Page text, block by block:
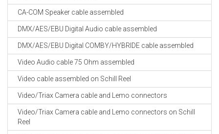
CA-COM Speaker cable assembled
DMX/AES/EBU Digital Audio cable assembled
DMX/AES/EBU Digital COMBY/HYBRIDE cable assembled
Video Audio cable 75 Ohm assembled
Video cable assembled on Schill Reel
Video/Triax Camera cable and Lemo connectors
Video/Triax Camera cable and Lemo connectors on Schill
Reel